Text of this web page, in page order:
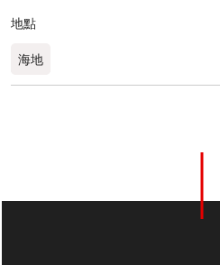
地點
海地